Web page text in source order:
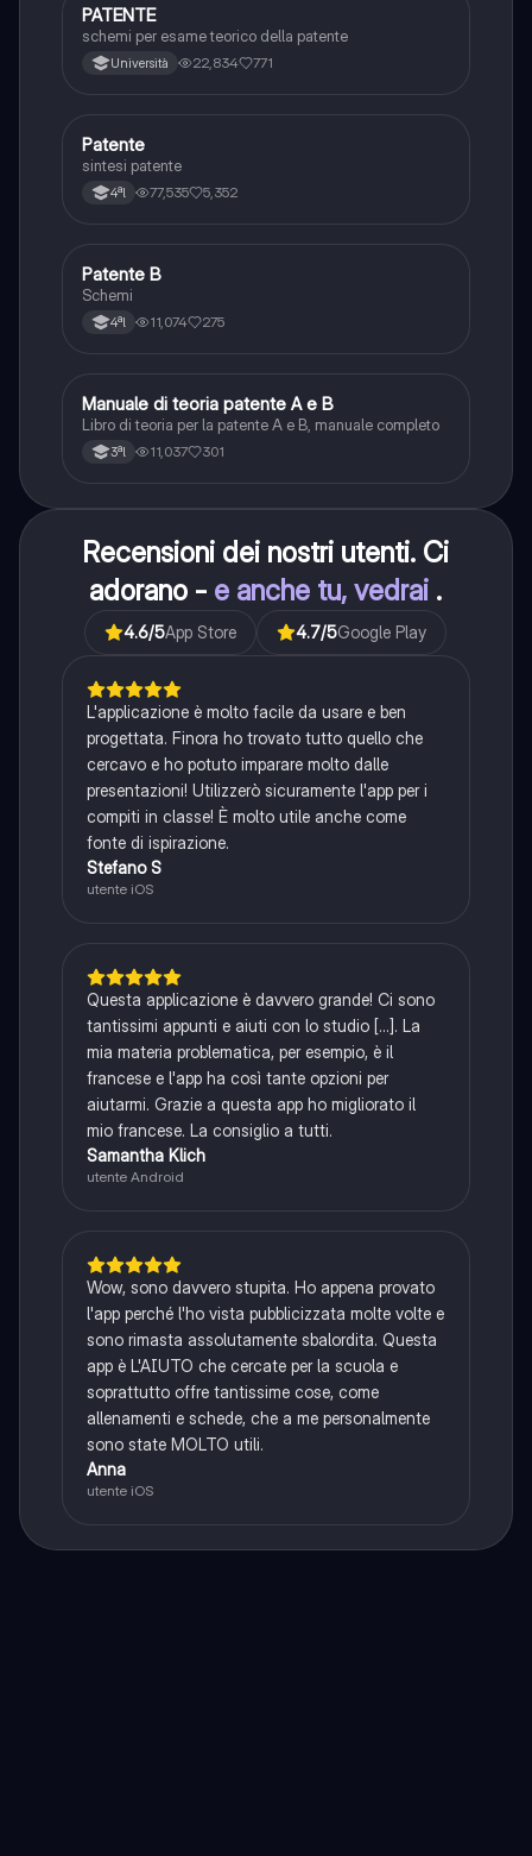
Altro
PATENTE
schemi per esame teorico della patente
Università 22,834 771
Altro
Patente
sintesi patente
4ªl 77,535 5,352
Altro
Patente B
Schemi
4ªl 11,074 275
Italiano
Manuale di teoria patente A e B
Libro di teoria per la patente A e B, manuale completo
3ªl 11,037 301
Recensioni dei nostri utenti. Ci
adorano - e anche tu, vedrai .
4.6/5App Store 4.7/5Google Play
L'applicazione è molto facile da usare e ben
progettata. Finora ho trovato tutto quello che
cercavo e ho potuto imparare molto dalle
presentazioni! Utilizzerò sicuramente l'app per i
compiti in classe! È molto utile anche come
fonte di ispirazione.
Stefano S
utente iOS
Questa applicazione è davvero grande! Ci sono
tantissimi appunti e aiuti con lo studio [...]. La
mia materia problematica, per esempio, è il
francese e l'app ha così tante opzioni per
aiutarmi. Grazie a questa app ho migliorato il
mio francese. La consiglio a tutti.
Samantha Klich
utente Android
Wow, sono davvero stupita. Ho appena provato
l'app perché l'ho vista pubblicizzata molte volte e
sono rimasta assolutamente sbalordita. Questa
app è L'AIUTO che cercate per la scuola e
soprattutto offre tantissime cose, come
allenamenti e schede, che a me personalmente
sono state MOLTO utili.
Anna
utente iOS